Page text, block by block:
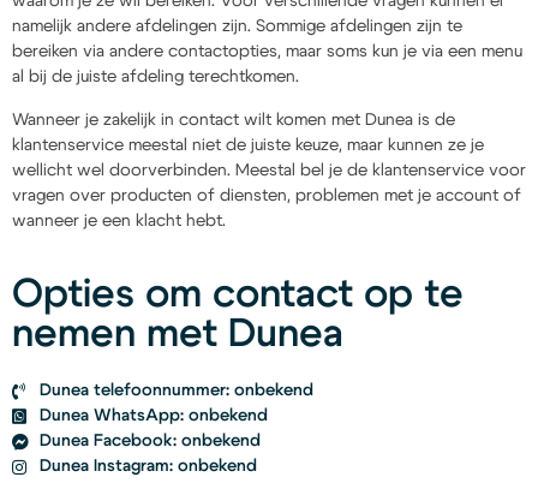
namelijk andere afdelingen zijn. Sommige afdelingen zijn te
bereiken via andere contactopties, maar soms kun je via een menu
al bij de juiste afdeling terechtkomen.
Wanneer je zakelijk in contact wilt komen met Dunea is de
klantenservice meestal niet de juiste keuze, maar kunnen ze je
wellicht wel doorverbinden. Meestal bel je de klantenservice voor
vragen over producten of diensten, problemen met je account of
wanneer je een klacht hebt.
Opties om contact op te
nemen met Dunea
Dunea telefoonnummer: onbekend
Dunea WhatsApp: onbekend
Dunea Facebook: onbekend
Dunea Instagram: onbekend